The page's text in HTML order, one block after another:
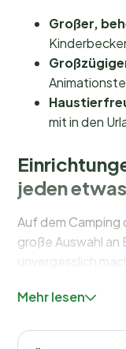
Großer,
mit in den
jeden
Auf dem
große Auswahl an
unvergesslich
im separaten
Animationsteam,
Mehr lesen